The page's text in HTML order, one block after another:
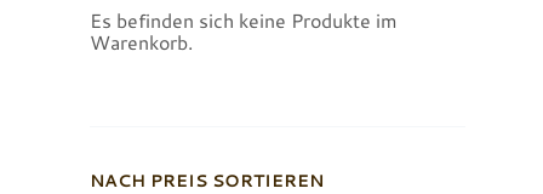
Es befinden sich keine Produkte im
Warenkorb.
NACH PREIS SORTIEREN